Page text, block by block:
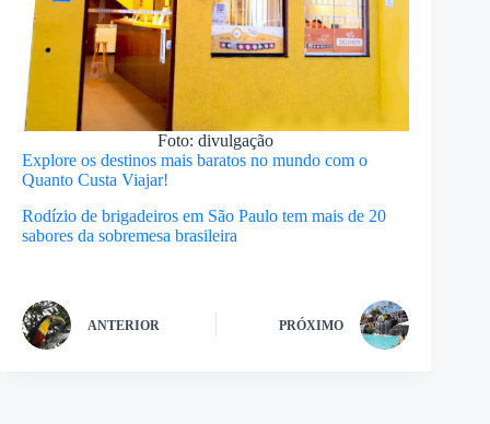
Foto: divulgação
Explore os destinos mais baratos no mundo com o
Quanto Custa Viajar!
Rodízio de brigadeiros em São Paulo tem mais de 20
sabores da sobremesa brasileira
ANTERIOR PRÓXIMO